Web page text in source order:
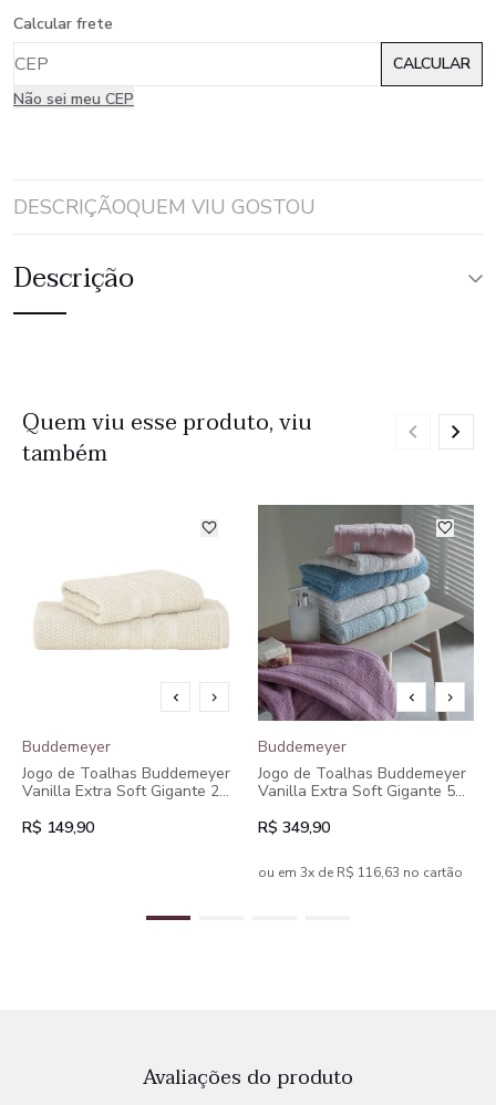
Calcular frete
Não sei meu CEP
DESCRIÇÃOQUEM VIU GOSTOU
Descrição
Quem viu esse produto, viu
também
Buddemeyer
Jogo de Toalhas Buddemeyer
Vanilla Extra Soft Gigante 2
R$ 149,90
Buddemeyer
Jogo de Toalhas Buddemeyer
Vanilla Extra Soft Gigante 5
R$ 349,90
ou em 3x de R$ 116,63 no cartão
Avaliações do produto